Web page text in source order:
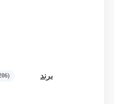
برند (206)